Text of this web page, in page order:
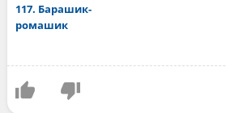
117. Барашик-
ромашик